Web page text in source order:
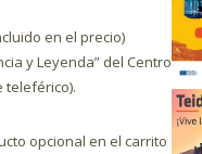
en el precio)
y Leyenda” del Centro
teleférico).
opcional en el carrito